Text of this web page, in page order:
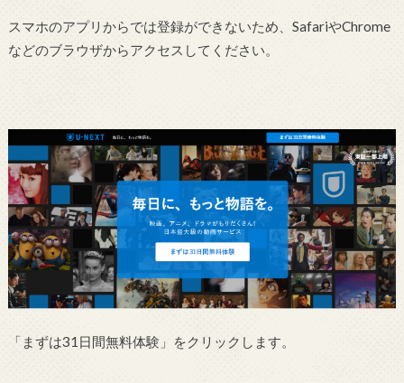
スマホのアプリからでは登録ができないため、SafariやChrome
などのブラウザからアクセスしてください。
「まずは31日間無料体験」をクリックします。